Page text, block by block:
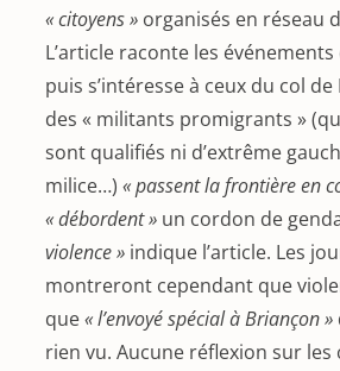
« citoyens » organisés en réseau
L’article raconte les événements
puis s’intéresse à ceux du col
des « militants promigrants »
sont qualifiés ni d’extrême
milice…) « passent la frontière en
« débordent » un cordon de
violence » indique l’article. Les
montreront cependant que
que« l’envoyé spécial à Briançon »
rien vu. Aucune réflexion sur